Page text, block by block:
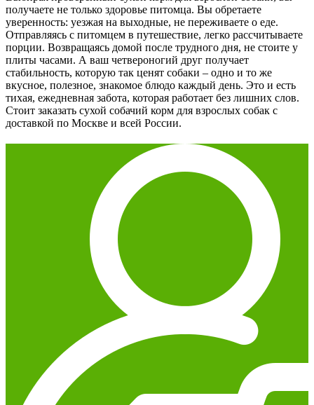
получаете не только здоровье питомца. Вы обретаете
уверенность: уезжая на выходные, не переживаете о еде.
Отправляясь с питомцем в путешествие, легко рассчитываете
порции. Возвращаясь домой после трудного дня, не стоите у
плиты часами. А ваш четвероногий друг получает
стабильность, которую так ценят собаки – одно и то же
вкусное, полезное, знакомое блюдо каждый день. Это и есть
тихая, ежедневная забота, которая работает без лишних слов.
Стоит заказать сухой собачий корм для взрослых собак с
доставкой по Москве и всей России.